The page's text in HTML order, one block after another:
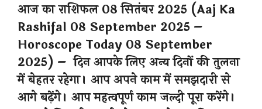
आज का राशिफल 08 सितंबर 2025 (Aaj Ka
Rashifal 08 September 2025 –
Horoscope Today 08 September
2025) – दिन आपके लिए अन्य दिनों की तुलना
में बेहतर रहेगा। आप अपने काम में समझदारी से
आगे बढ़ेंगे। आप महत्वपूर्ण काम जल्दी पूरा करेंगे।